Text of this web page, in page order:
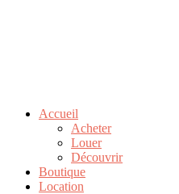
Accueil
Acheter
Louer
Découvrir
Boutique
Location